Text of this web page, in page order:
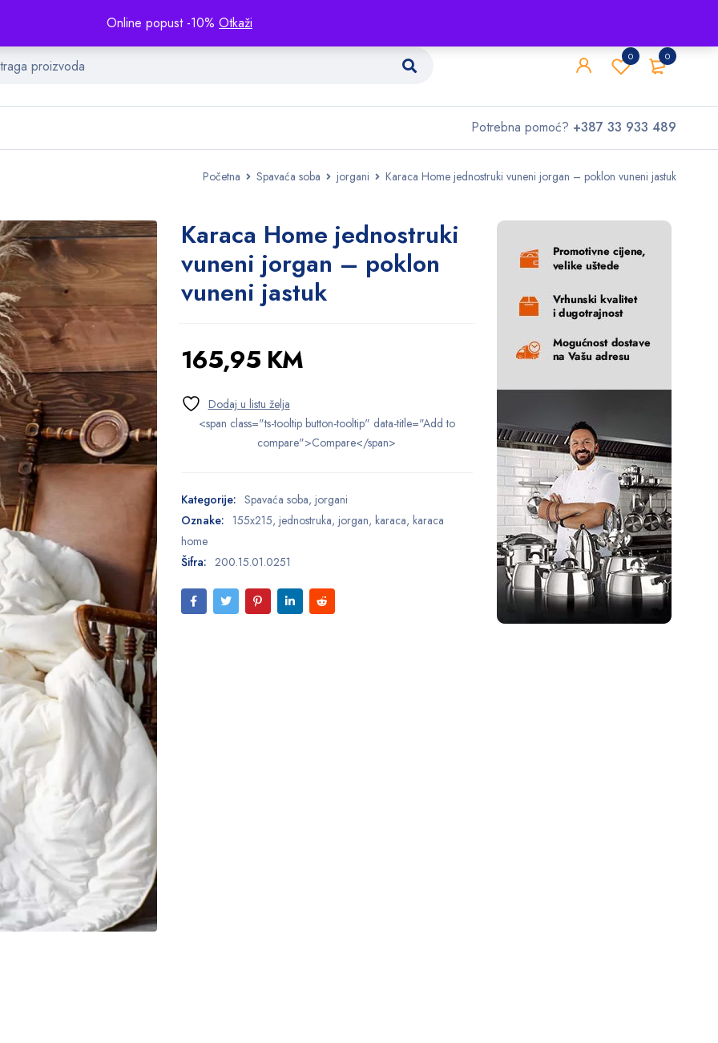
Online popust -10% Otkaži
0
0
Potrebna pomoć? +387 33 933 489
Početna Spavaća soba jorgani Karaca Home jednostruki vuneni jorgan – poklon vuneni jastuk
Karaca Home jednostruki
vuneni jorgan – poklon
vuneni jastuk
165,95 KM
<span class="ts-tooltip button-tooltip" data-title="Add to
compare">Compare</span>
Kategorije: Spavaća soba, jorgani
Oznake: 155x215, jednostruka, jorgan, karaca, karaca
home
Šifra: 200.15.01.0251